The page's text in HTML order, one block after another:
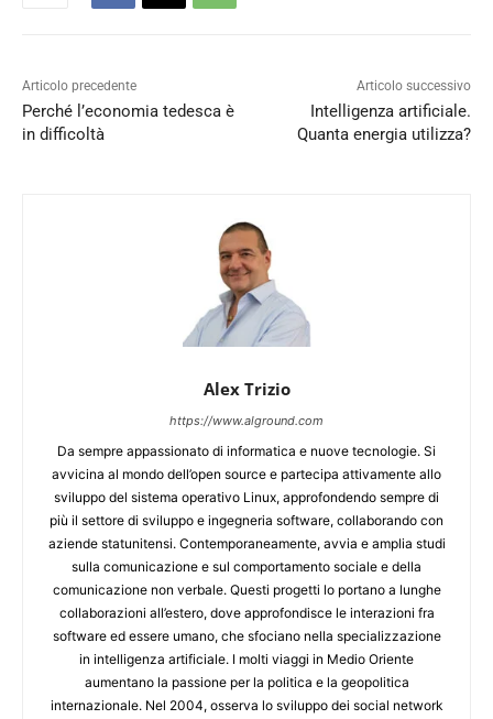
Articolo precedente
Perché l’economia tedesca è
in difficoltà
Articolo successivo
Intelligenza artificiale.
Quanta energia utilizza?
Alex Trizio
https://www.alground.com
Da sempre appassionato di informatica e nuove tecnologie. Si
avvicina al mondo dell’open source e partecipa attivamente allo
sviluppo del sistema operativo Linux, approfondendo sempre di
più il settore di sviluppo e ingegneria software, collaborando con
aziende statunitensi. Contemporaneamente, avvia e amplia studi
sulla comunicazione e sul comportamento sociale e della
comunicazione non verbale. Questi progetti lo portano a lunghe
collaborazioni all’estero, dove approfondisce le interazioni fra
software ed essere umano, che sfociano nella specializzazione
in intelligenza artificiale. I molti viaggi in Medio Oriente
aumentano la passione per la politica e la geopolitica
internazionale. Nel 2004, osserva lo sviluppo dei social network